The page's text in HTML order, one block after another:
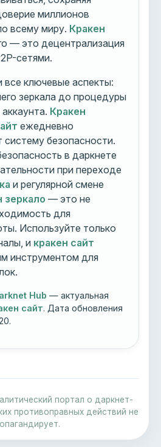
миллионов
всему миру. Кракен
— это децентрализация
сетями.
ключевые аспекты:
зеркала до процедуры
Кракен
ежедневно
безопасности.
в даркнете
при переходе
и регулярной смене
зеркало — это не
для
Используйте только
и кракен сайт
инструментом для
Hub — актуальная
сайт. Дата обновления
.
портал о даркнет-
противоправных действий не